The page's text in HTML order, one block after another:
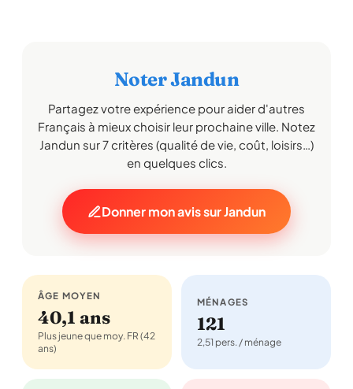
Noter Jandun
Partagez votre expérience pour aider d'autres
Français à mieux choisir leur prochaine ville. Notez
Jandun sur 7 critères (qualité de vie, coût, loisirs…)
en quelques clics.
Donner mon avis sur Jandun
ÂGE MOYEN
40,1 ans
Plus jeune que moy. FR (42
ans)
MÉNAGES
121
2,51 pers. / ménage